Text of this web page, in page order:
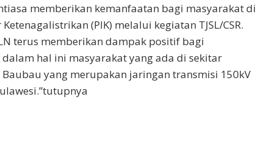
memberikan kemanfaatan bagi masyarakat di
(PIK) melalui kegiatan TJSL/CSR.
terus memberikan dampak positif bagi
hal ini masyarakat yang ada di sekitar
Baubau yang merupakan jaringan transmisi 150kV